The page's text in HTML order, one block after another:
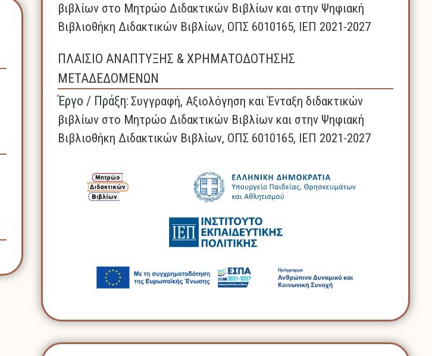
βιβλίων στο Μητρώο Διδακτικών Βιβλίων και στην Ψηφιακή
Βιβλιοθήκη Διδακτικών Βιβλίων, ΟΠΣ 6010165, ΙΕΠ 2021-2027
ΠΛΑΙΣΙΟ ΑΝΑΠΤΥΞΗΣ & ΧΡΗΜΑΤΟΔΟΤΗΣΗΣ
ΜΕΤΑΔΕΔΟΜΕΝΩΝ
Έργο / Πράξη: Συγγραφή, Αξιολόγηση και Ένταξη διδακτικών
βιβλίων στο Μητρώο Διδακτικών Βιβλίων και στην Ψηφιακή
Βιβλιοθήκη Διδακτικών Βιβλίων, ΟΠΣ 6010165, ΙΕΠ 2021-2027